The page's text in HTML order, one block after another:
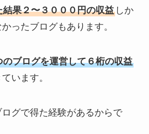
結果２〜３０００円の収益しか
ったブログもあります。
のブログを運営して６桁の収益
います。
グで得た経験があるからで